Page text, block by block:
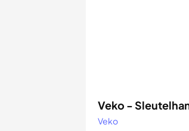
Veko -
Veko